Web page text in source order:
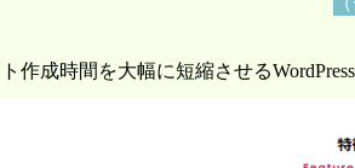
作成時間を大幅に短縮させる